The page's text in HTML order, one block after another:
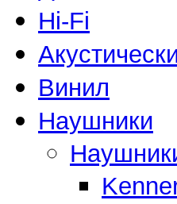
Hi-Fi
Винил
Наушники